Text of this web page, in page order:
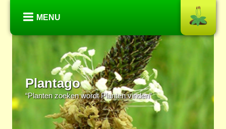
MENU
Plantago
“Planten zoeken wordt Planten vinden”